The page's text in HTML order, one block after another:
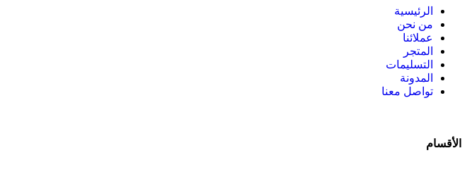
الرئيسية
من نحن
عملائنا
المتجر
التسليمات
المدونة
تواصل معنا
الأقسام